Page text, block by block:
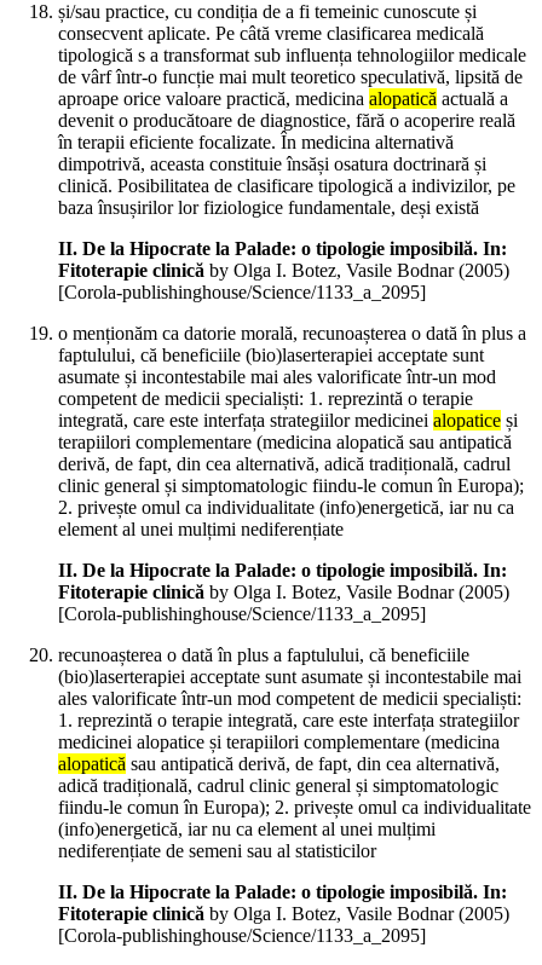
și/sau practice, cu condiția de a fi temeinic cunoscute și
consecvent aplicate. Pe câtă vreme clasificarea medicală
tipologică s a transformat sub influența tehnologiilor medicale
de vârf într-o funcție mai mult teoretico speculativă, lipsită de
aproape orice valoare practică, medicina alopatică actuală a
devenit o producătoare de diagnostice, fără o acoperire reală
în terapii eficiente focalizate. În medicina alternativă
dimpotrivă, aceasta constituie însăși osatura doctrinară și
clinică. Posibilitatea de clasificare tipologică a indivizilor, pe
baza însușirilor lor fiziologice fundamentale, deși există
II. De la Hipocrate la Palade: o tipologie imposibilă. In:
Fitoterapie clinică by Olga I. Botez, Vasile Bodnar (2005)
[Corola-publishinghouse/Science/1133_a_2095]
o menționăm ca datorie morală, recunoașterea o dată în plus a
faptulului, că beneficiile (bio)laserterapiei acceptate sunt
asumate și incontestabile mai ales valorificate într-un mod
competent de medicii specialiști: 1. reprezintă o terapie
integrată, care este interfața strategiilor medicinei alopatice și
terapiilori complementare (medicina alopatică sau antipatică
derivă, de fapt, din cea alternativă, adică tradițională, cadrul
clinic general și simptomatologic fiindu-le comun în Europa);
2. privește omul ca individualitate (info)energetică, iar nu ca
element al unei mulțimi nediferențiate
II. De la Hipocrate la Palade: o tipologie imposibilă. In:
Fitoterapie clinică by Olga I. Botez, Vasile Bodnar (2005)
[Corola-publishinghouse/Science/1133_a_2095]
recunoașterea o dată în plus a faptulului, că beneficiile
(bio)laserterapiei acceptate sunt asumate și incontestabile mai
ales valorificate într-un mod competent de medicii specialiști:
1. reprezintă o terapie integrată, care este interfața strategiilor
medicinei alopatice și terapiilori complementare (medicina
alopatică sau antipatică derivă, de fapt, din cea alternativă,
adică tradițională, cadrul clinic general și simptomatologic
fiindu-le comun în Europa); 2. privește omul ca individualitate
(info)energetică, iar nu ca element al unei mulțimi
nediferențiate de semeni sau al statisticilor
II. De la Hipocrate la Palade: o tipologie imposibilă. In:
Fitoterapie clinică by Olga I. Botez, Vasile Bodnar (2005)
[Corola-publishinghouse/Science/1133_a_2095]